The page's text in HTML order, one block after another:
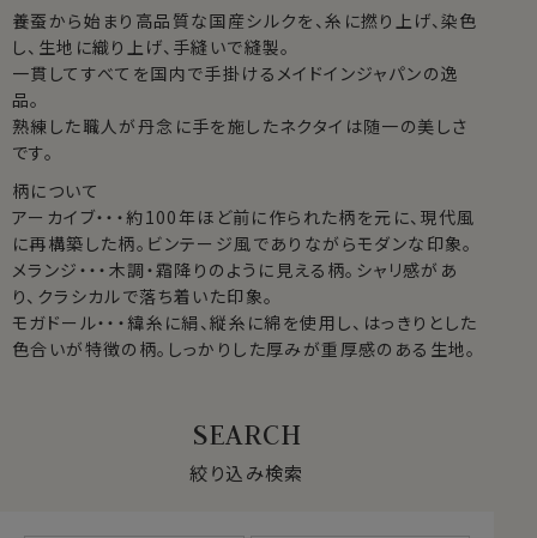
養蚕から始まり高品質な国産シルクを、糸に撚り上げ、染色
し、生地に織り上げ、手縫いで縫製。
一貫してすべてを国内で手掛けるメイドインジャパンの逸
品。
熟練した職人が丹念に手を施したネクタイは随一の美しさ
です。
柄について
アーカイブ・・・約100年ほど前に作られた柄を元に、現代風
に再構築した柄。ビンテージ風でありながらモダンな印象。
メランジ・・・木調・霜降りのように見える柄。シャリ感があ
り、クラシカルで落ち着いた印象。
モガドール・・・緯糸に絹、縦糸に綿を使用し、はっきりとした
色合いが特徴の柄。しっかりした厚みが重厚感のある生地。
絞り込み検索